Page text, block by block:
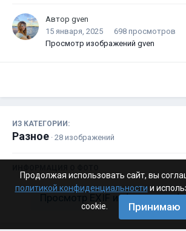
Автор gven
15 января, 2025
698 просмотров
Просмотр изображений gven
ИЗ КАТЕГОРИИ:
Разное · 28 изображений
Просмотр EXIF информации
Продолжая использовать сайт, вы
политикой конфиденциальности и
cookie.
Принимаю